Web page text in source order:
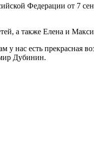
Федерации от 7
а также Елена и
нас есть прекрасная
Дубинин.